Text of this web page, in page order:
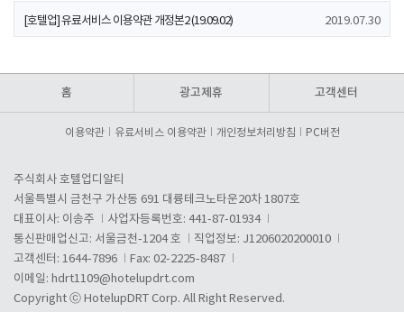
[호텔업] 유료서비스 이용약관 개정본2 (19.09.02) 2019.07.30
홈 광고제휴 고객센터
이용약관 유료서비스 이용약관 개인정보처리방침 PC버전
주식회사 호텔업디알티
서울특별시 금천구 가산동 691 대륭테크노타운20차 1807호
대표이사: 이송주
사업자등록번호: 441-87-01934
통신판매업신고: 서울금천-1204 호
직업정보: J1206020200010
고객센터: 1644-7896
Fax: 02-2225-8487
이메일: hdrt1109@hotelupdrt.com
Copyright ⓒ HotelupDRT Corp. All Right Reserved.